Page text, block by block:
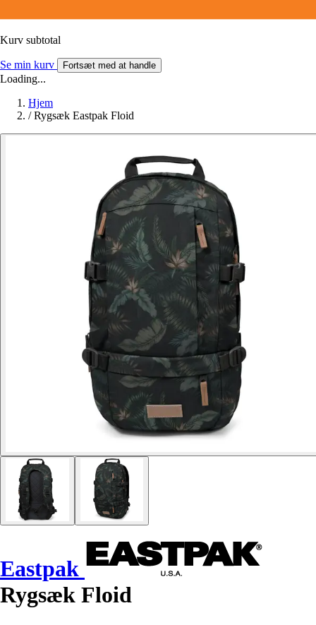
Kurv subtotal
Se min kurv Fortsæt med at handle
Loading...
Hjem
/ Rygsæk Eastpak Floid
Eastpak
Rygsæk Floid